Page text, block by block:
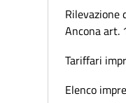
Rilevazione
Ancona art.
Tariffari
Elenco